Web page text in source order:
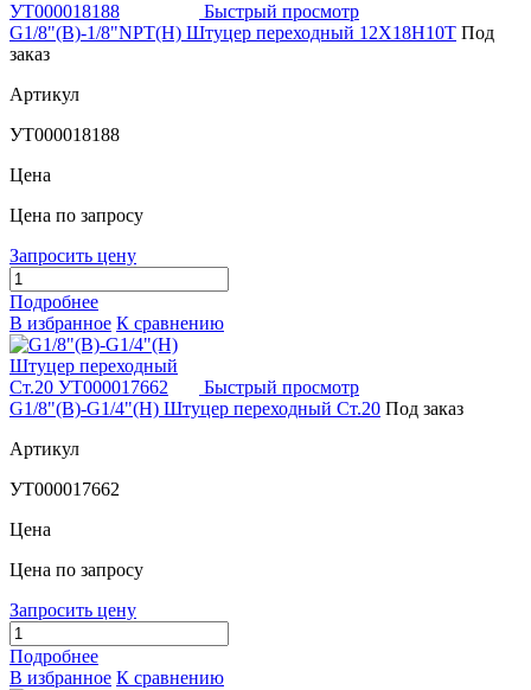
Быстрый просмотр
G1/8"(В)-1/8"NPT(Н) Штуцер переходный 12Х18Н10Т Под
заказ
Артикул
УТ000018188
Цена
Цена по запросу
Запросить цену
Подробнее
В избранное К сравнению
Быстрый просмотр
G1/8"(В)-G1/4"(Н) Штуцер переходный Ст.20 Под заказ
Артикул
УТ000017662
Цена
Цена по запросу
Запросить цену
Подробнее
В избранное К сравнению